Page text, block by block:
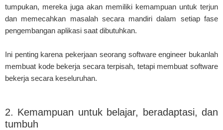
tumpukan, mereka juga akan memiliki kemampuan untuk terjun
dan memecahkan masalah secara mandiri dalam setiap fase
pengembangan aplikasi saat dibutuhkan.
Ini penting karena pekerjaan seorang software engineer bukanlah
membuat kode bekerja secara terpisah, tetapi membuat software
bekerja secara keseluruhan.
2. Kemampuan untuk belajar, beradaptasi, dan
tumbuh